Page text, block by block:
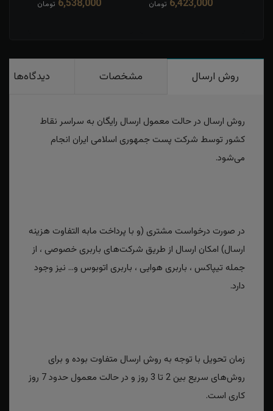
6,423,000 تومان 6,538,000 تومان
روش ارسال مشخصات دیدگاه‌ها
روش ارسال در حالت معمول ارسال رایگان به سراسر نقاط
کشور توسط شرکت پست جمهوری اسلامی ایران انجام
می‌شود.
در صورت درخواست مشتری (و با پرداخت مابه التفاوت هزینه
ارسال) امکان ارسال از طریق شرکت‌های باربری خصوصی ، از
جمله تیپاکس ، باربری هوایی ، باربری اتوبوس و... نیز وجود
دارد.
زمان تحویل با توجه به روش ارسال متفاوت بوده و برای
روش‌های سریع بین 2 تا 3 روز و در حالت معمول حدود 7 روز
کاری است.